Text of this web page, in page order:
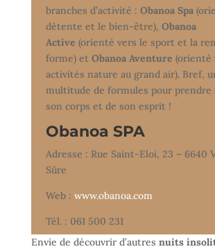
branches d’activité : Obanoa Spa
détente et le bien-être), Obanoa
Active (orienté vers le sport et la
forme) et Obanoa Aventure (orienté
activités nature au grand air). Bref,
multitude de formules pour prendre
son corps et de son esprit !
Obanoa SPA
Adresse : Rue Saint-Eloi, 23 – 6640
Sûre
Web : www.obanoa.com
Tél. : 061 500 231
Envie de découvrir d’autres nuits